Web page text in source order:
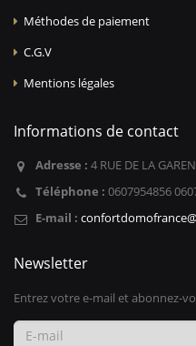
Méthodes de paiement
C.G.V
Mentions légales
Informations de contact
Adresse : 4 RUE DE LA
Téléphone : 0607954856
E-mail :
Newsletter
Entrez votre e-mail et abonnez-